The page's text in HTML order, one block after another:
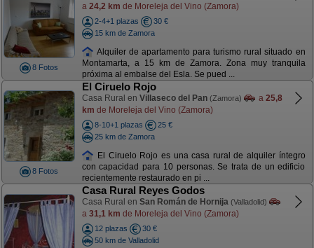
8 Fotos
a 24,2 km de Moreleja del Vino (Zamora)
2-4+1 plazas
30 €
15 km de Zamora
Alquiler de apartamento para turismo rural situado en
Montamarta, a 15 km de Zamora. Zona muy tranquila
próxima al embalse del Esla. Se pued ...
8 Fotos
El Ciruelo Rojo
Casa Rural en Villaseco del Pan (Zamora) a 25,8
km de Moreleja del Vino (Zamora)
8-10+1 plazas
25 €
25 km de Zamora
El Ciruelo Rojo es una casa rural de alquiler íntegro
con capacidad para 10 personas. Se trata de un edificio
recientemente restaurado en pi ...
Casa Rural Reyes Godos
Casa Rural en San Román de Hornija (Valladolid)
a 31,1 km de Moreleja del Vino (Zamora)
12 plazas
30 €
50 km de Valladolid